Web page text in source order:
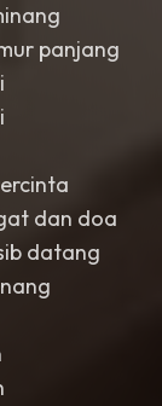
be
, family-
and celebratory,
Indonesia vibe
panjang
dan doa
datang